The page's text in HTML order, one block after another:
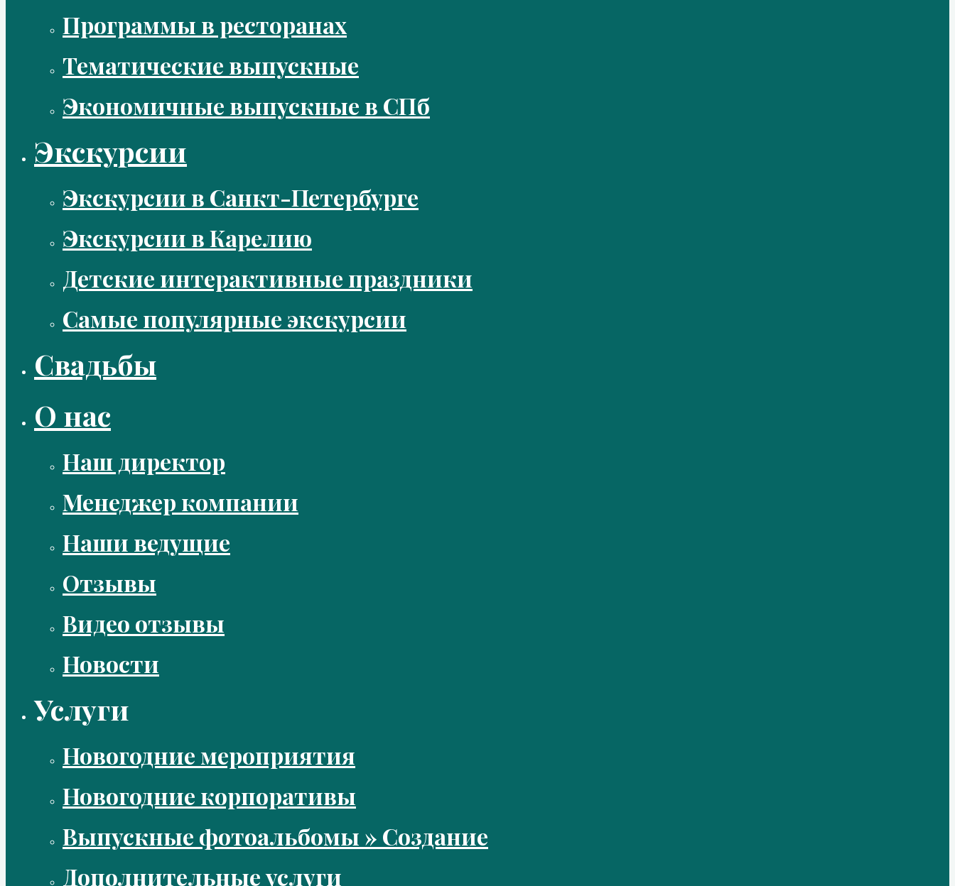
Программы в ресторанах
Тематические выпускные
Экономичные выпускные в СПб
Экскурсии
Экскурсии в Санкт-Петербурге
Экскурсии в Карелию
Детские интерактивные праздники
Самые популярные экскурсии
Свадьбы
О нас
Наш директор
Менеджер компании
Наши ведущие
Отзывы
Видео отзывы
Новости
Услуги
Новогодние мероприятия
Новогодние корпоративы
Выпускные фотоальбомы » Создание
Дополнительные услуги